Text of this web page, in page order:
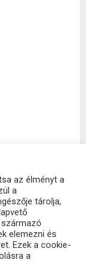
az élményt a
a
tárolja,
elemezni és
Ezek a cookie-
a